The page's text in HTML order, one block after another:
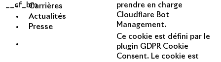
Carrières
Actualités
Presse
__cf_bm
prendre en charge
Cloudflare Bot
Management.
Ce cookie est défini par le
plugin GDPR Cookie
Consent. Le cookie est